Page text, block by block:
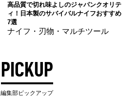
高品質で切れ味よしのジャパンクオリテ
ィ！日本製のサバイバルナイフおすすめ
7選
ナイフ・刃物・マルチツール
PICKUP
編集部ピックアップ